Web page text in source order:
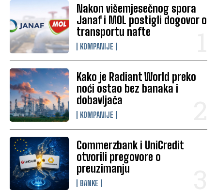
Nakon višemjesečnog spora
Janaf i MOL postigli dogovor o
transportu nafte
KOMPANIJE
Kako je Radiant World preko
noći ostao bez banaka i
dobavljača
KOMPANIJE
Commerzbank i UniCredit
otvorili pregovore o
preuzimanju
BANKE